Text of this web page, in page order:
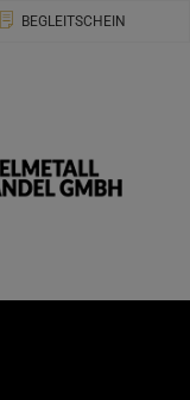
BEGLEITSCHEIN